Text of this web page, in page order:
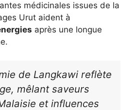
médicinales issues de la
Urut aident à
après une longue
de Langkawi reflète
mêlant saveurs
et influences